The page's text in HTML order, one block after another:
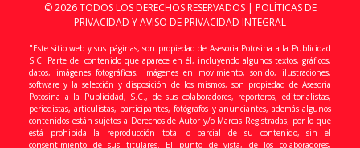
© 2026 TODOS LOS DERECHOS RESERVADOS | POLÍTICAS DE
PRIVACIDAD Y AVISO DE PRIVACIDAD INTEGRAL
"Este sitio web y sus páginas, son propiedad de Asesoria Potosina a la Publicidad
S.C. Parte del contenido que aparece en él, incluyendo algunos textos, gráficos,
datos, imágenes fotográficas, imágenes en movimiento, sonido, ilustraciones,
software y la selección y disposición de los mismos, son propiedad de Asesoria
Potosina a la Publicidad, S.C., de sus colaboradores, reporteros, editorialistas,
periodistas, articulistas, participantes, fotógrafos y anunciantes, además algunos
contenidos están sujetos a Derechos de Autor y/o Marcas Registradas; por lo que
está prohibida la reproducción total o parcial de su contenido, sin el
consentimiento de sus titulares. El punto de vista, de los colaboradores,